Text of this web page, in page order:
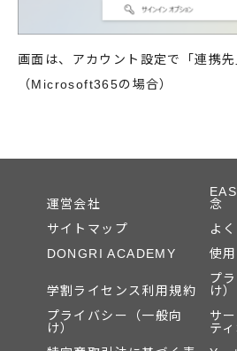
画面は、アカウント設定で「連携先
（Microsoft365の場合）
運営会社
念
サイトマップ
よ
DONGRI ACADEMY
使
学割ライセンス利用規約
プ
け）
プライバシー（一般向
け）
サ
テ